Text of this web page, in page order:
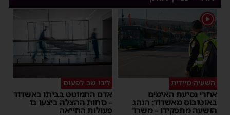
1
השעיה מיידית
אחרי נסיעת האימים
באוטובוס מאשדוד: הנהג
הושעה מתפקידו – משרד
ליבו שב לפעום
אדם התמוטט בביתו באשדוד
– כוחות ההצלה ביצעו בו
פעולות החייאה